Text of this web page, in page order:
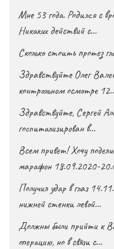
Мне 53 года. Родился с
Никаких действий с…
Сколько стоить протез
Здравствуйте Олег
контрольном осмотре
Здравствуйте, Сергей
госпитализирован в…
Всем привет! Хочу
марафон 18.09.2020-
Получил удар в глаз
нижней стенки левой…
Должны были прийти к
операцию, но в связи с…